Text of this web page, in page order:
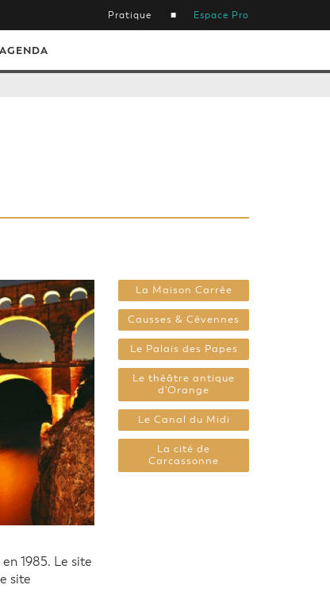
Pratique Espace Pro
AGENDA
1985. Le site
site
La Maison Carrée
Causses & Cévennes
Le Palais des Papes
Le théâtre antique
d'Orange
Le Canal du Midi
La cité de
Carcassonne